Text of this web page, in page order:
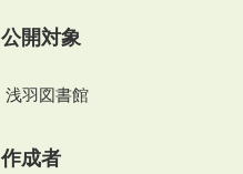
公開対象
浅羽図書館
作成者